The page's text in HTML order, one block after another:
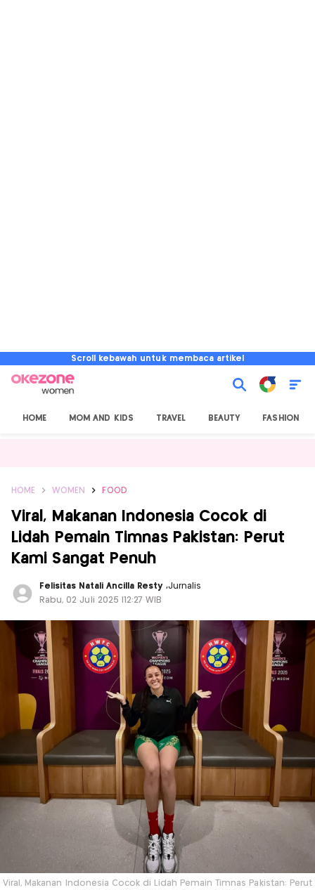
Scroll kebawah untuk membaca artikel
HOME MOM AND KIDS TRAVEL BEAUTY FASHION
HOME WOMEN FOOD
Viral, Makanan Indonesia Cocok di
Lidah Pemain Timnas Pakistan: Perut
Kami Sangat Penuh
Felisitas Natali Ancilla Resty ,Jurnalis
Rabu, 02 Juli 2025 |12:27 WIB
Viral, Makanan Indonesia Cocok di Lidah Pemain Timnas Pakistan: Perut